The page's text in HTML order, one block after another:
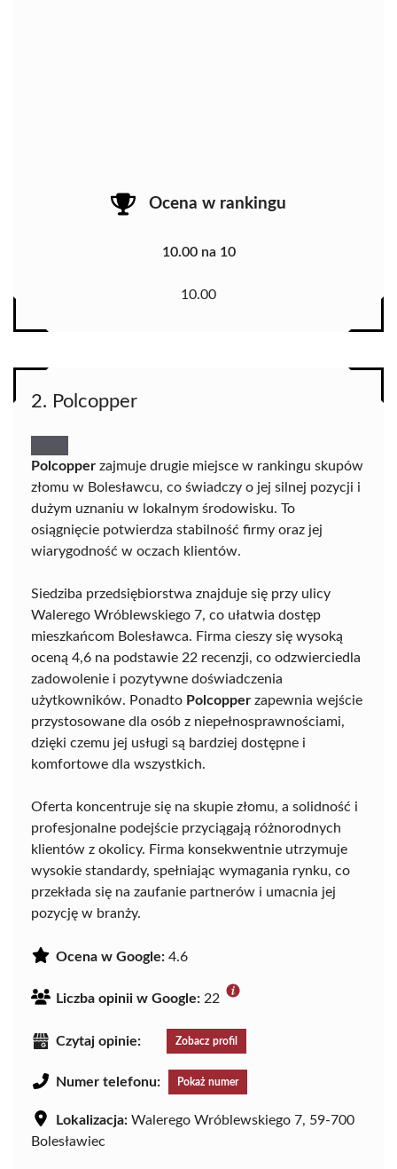
Ocena w rankingu
10.00 na 10
10.00
2. Polcopper
Polcopper zajmuje drugie miejsce w rankingu skupów
złomu w Bolesławcu, co świadczy o jej silnej pozycji i
dużym uznaniu w lokalnym środowisku. To
osiągnięcie potwierdza stabilność firmy oraz jej
wiarygodność w oczach klientów.
Siedziba przedsiębiorstwa znajduje się przy ulicy
Walerego Wróblewskiego 7, co ułatwia dostęp
mieszkańcom Bolesławca. Firma cieszy się wysoką
oceną 4,6 na podstawie 22 recenzji, co odzwierciedla
zadowolenie i pozytywne doświadczenia
użytkowników. Ponadto Polcopper zapewnia wejście
przystosowane dla osób z niepełnosprawnościami,
dzięki czemu jej usługi są bardziej dostępne i
komfortowe dla wszystkich.
Oferta koncentruje się na skupie złomu, a solidność i
profesjonalne podejście przyciągają różnorodnych
klientów z okolicy. Firma konsekwentnie utrzymuje
wysokie standardy, spełniając wymagania rynku, co
przekłada się na zaufanie partnerów i umacnia jej
pozycję w branży.
Ocena w Google: 4.6
Liczba opinii w Google: 22
Czytaj opinie: Zobacz profil
Numer telefonu: Pokaż numer
Lokalizacja: Walerego Wróblewskiego 7, 59-700
Bolesławiec